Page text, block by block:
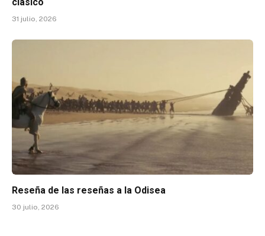
31 julio, 2026
Reseña de las reseñas a la Odisea
30 julio, 2026